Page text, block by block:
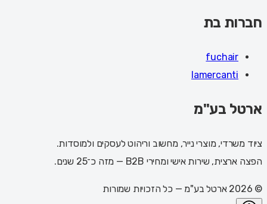
חברות בת
fuchair
lamercanti
ארטל בע"מ
ציוד משרדי, מוצרי נייר, מחשוב וריהוט לעסקים ולמוסדות.
הפצה ארצית, שירות אישי ומחירי B2B — מזה כ־25 שנים.
©
2026 ארטל בע"מ — כל הזכויות שמורות